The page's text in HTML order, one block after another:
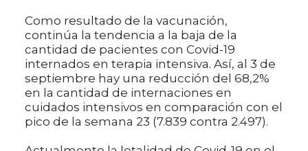
Como resultado de la vacunación,
continúa la tendencia a la baja de la
cantidad de pacientes con Covid-19
internados en terapia intensiva. Así, al 3 de
septiembre hay una reducción del 68,2%
en la cantidad de internaciones en
cuidados intensivos en comparación con el
pico de la semana 23 (7.839 contra 2.497).